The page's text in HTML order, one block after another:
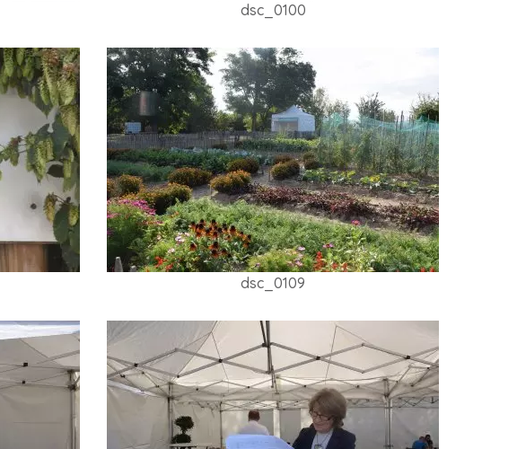
dsc_0100
dsc_0109